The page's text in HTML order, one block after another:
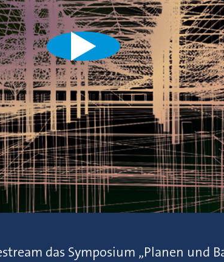
das Symposium „Planen und